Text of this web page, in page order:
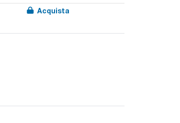
Acquista
resistenza all'ozono e agli agenti